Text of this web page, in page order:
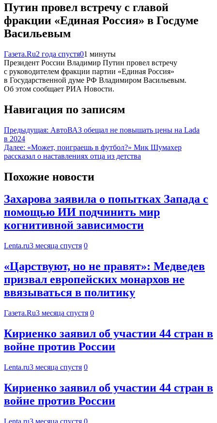
Путин провел встречу с главой
фракции «Единая Россия» в Госдуме
Васильевым
Газета.Ru2 года спустя01 минуты
Президент России Владимир Путин провел встречу
с руководителем фракции партии «Единая Россия»
в Государственной думе РФ Владимиром Васильевым.
Об этом сообщает РИА Новости.
Навигация по записям
Предыдущая: АвтоВАЗ обещал не повышать цены на Lada
в 2024
Далее: «Может, поиграешь в футбол?» Мик Шумахер
рассказал о наставлениях отца из детства
Похожие новости
Захарова заявила о попытках Запада с
помощью ИИ подчинить мир
когнитивной зависимости
Lenta.ru3 месяца спустя 0
«Царствуют, но не правят»: Медведев
призвал европейских монархов не
ввязываться в политику
Газета.Ru3 месяца спустя 0
Кириенко заявил об участии 44 стран в
войне против России
Lenta.ru3 месяца спустя 0
Кириенко заявил об участии 44 стран в
войне против России
Lenta.ru3 месяца спустя 0